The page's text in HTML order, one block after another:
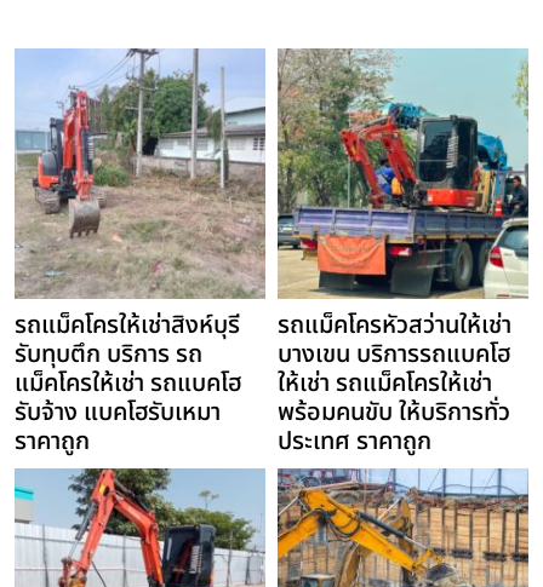
รถแม็คโครให้เช่าสิงห์บุรี
รับทุบตึก บริการ รถ
แม็คโครให้เช่า รถแบคโฮ
รับจ้าง แบคโฮรับเหมา
ราคาถูก
รถแม็คโครหัวสว่านให้เช่า
บางเขน บริการรถแบคโฮ
ให้เช่า รถแม็คโครให้เช่า
พร้อมคนขับ ให้บริการทั่ว
ประเทศ ราคาถูก